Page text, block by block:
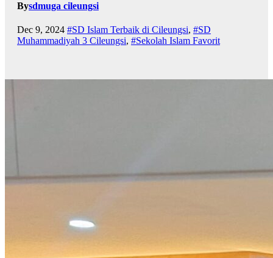
Bysdmuga cileungsi
Dec 9, 2024 #SD Islam Terbaik di Cileungsi, #SD
Muhammadiyah 3 Cileungsi, #Sekolah Islam Favorit